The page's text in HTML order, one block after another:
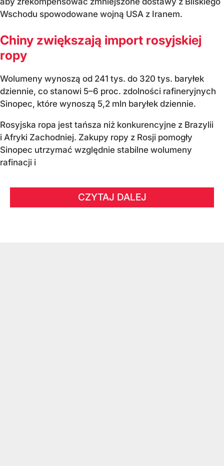
Wschodu spowodowane wojną USA z Iranem.
Chiny zwiększają import rosyjskiej
ropy
Wolumeny wynoszą od 241 tys. do 320 tys. baryłek
dziennie, co stanowi 5–6 proc. zdolności rafineryjnych
Sinopec, które wynoszą 5,2 mln baryłek dziennie.
Rosyjska ropa jest tańsza niż konkurencyjne z Brazylii
i Afryki Zachodniej. Zakupy ropy z Rosji pomogły
Sinopec utrzymać względnie stabilne wolumeny
rafinacji i
CZYTAJ DALEJ